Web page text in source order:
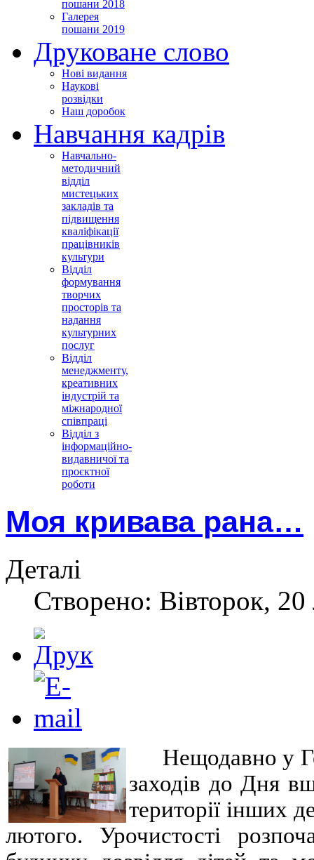
пошани 2018
Галерея
пошани 2019
Друковане слово
Нові видання
Наукові
розвідки
Наш доробок
Навчання кадрів
Навчально-
методичний
відділ
мистецьких
закладів та
підвищення
кваліфікації
працівників
культури
Відділ
формування
творчих
просторів та
надання
культурних
послуг
Відділ
менеджменту,
креативних
індустрій та
міжнародної
співпраці
Відділ з
інформаційно-
видавничої та
проєктної
роботи
Моя кривава рана…
Деталі
Створено: Вівторок,
Нещодавно у
заходів до Дня
території інших
лютого. Урочистості